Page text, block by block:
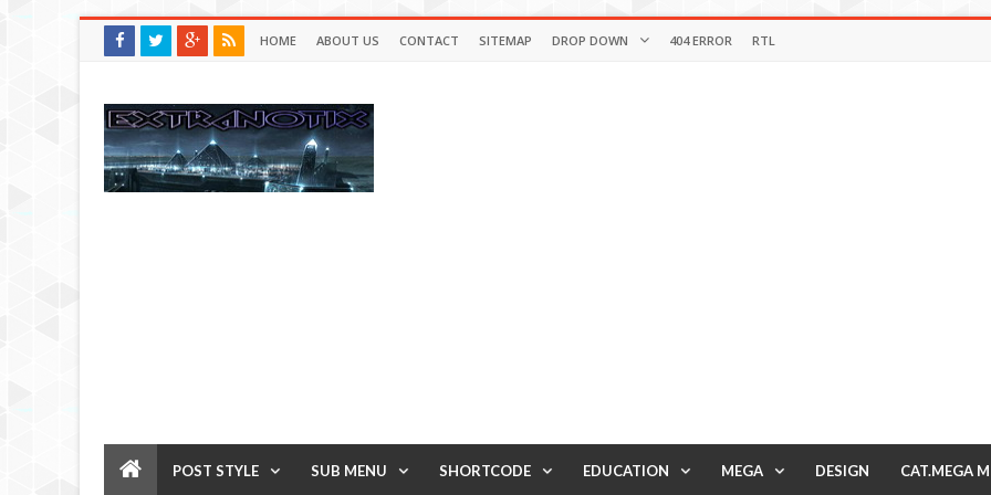
HOME ABOUT US CONTACT SITEMAP DROP DOWN 404 ERROR RTL
POST STYLE SUB MENU SHORTCODE EDUCATION MEGA DESIGN CAT.MEGA